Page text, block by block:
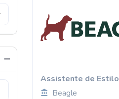
Assistente de Estilo
Beagle